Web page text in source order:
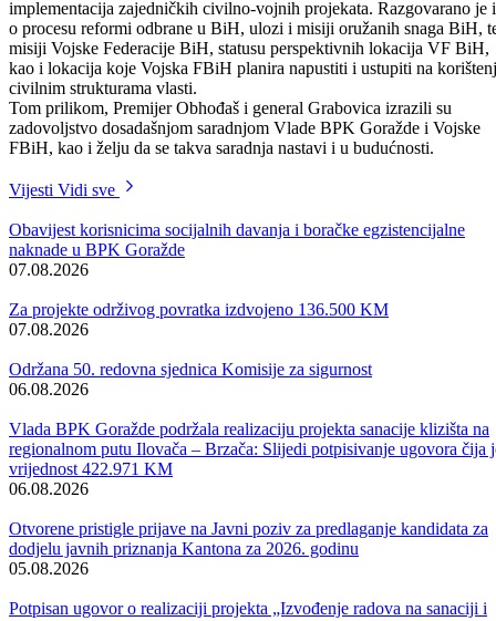
Komandant ZK VF BiH generalmajor Hajrudin Grabovica i njegov
zamjenik brigadni general Jugoslav Brdar sa saradnicima u okviru
obilaska komandi jedinica VF BiH lociranih na području Bosansko-
Kantona, gdje su se sastali sa premijerom mr. Salkom Obhođašem,
ministrima u Vladi ovog Kantona i načelnicima općina Goražde
Mustafom Kurtovićem, Foče-Ustikoline Zijadom Kunovcem, te Pale-
Prača Asimom Zecom.
U delegaciji su ispred VF BiH, između ostalih bili i brigadni generali
Anto Jeleč i Mirsad Gutić.